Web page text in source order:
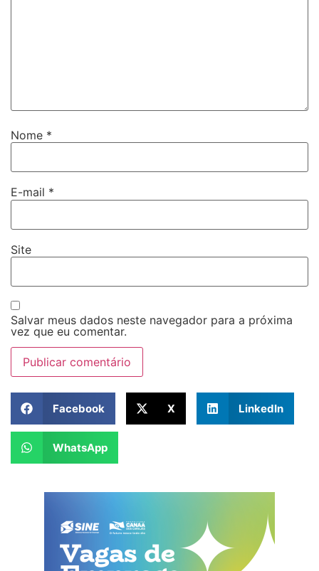
Nome *
E-mail *
Site
Salvar meus dados neste navegador para a próxima
vez que eu comentar.
Facebook X LinkedIn
WhatsApp